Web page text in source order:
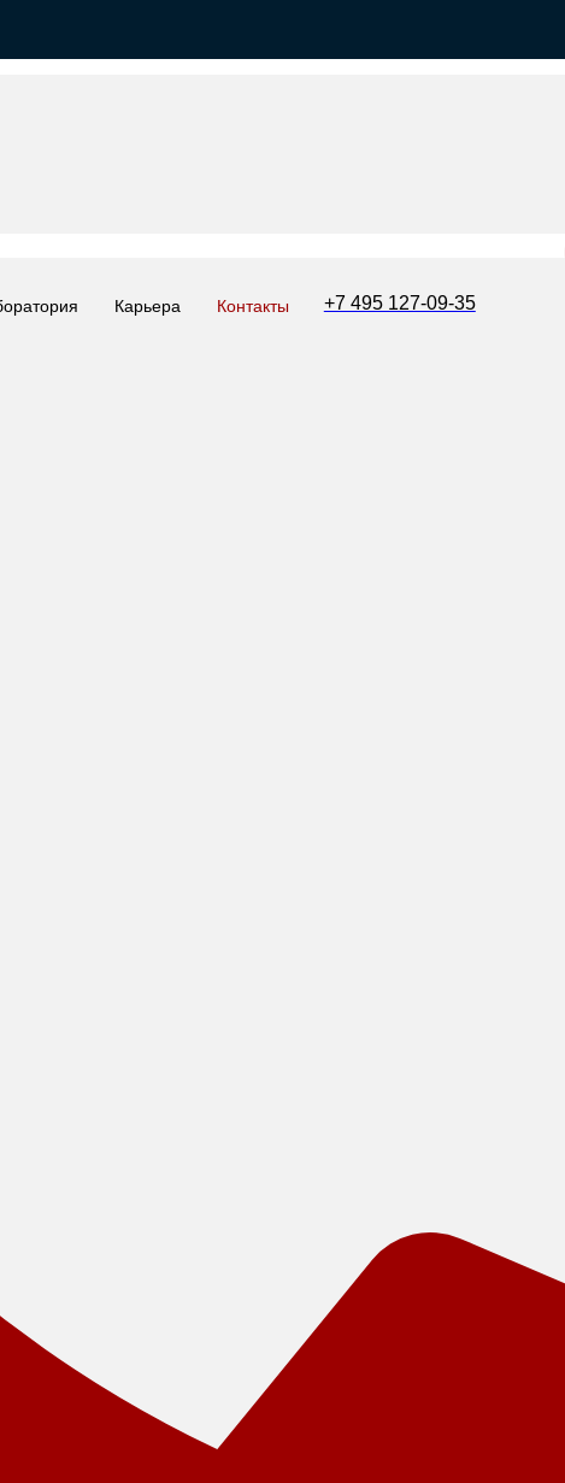
Карьера Контакты +7 495 127-09-35